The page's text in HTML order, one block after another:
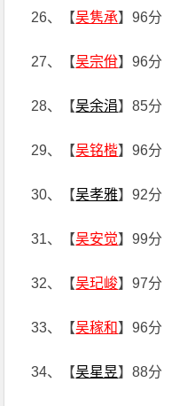
26、【吴隽承】96分
27、【吴宗佾】96分
28、【吴余涓】85分
29、【吴铭楷】96分
30、【吴孝雅】92分
31、【吴安觉】99分
32、【吴玘峻】97分
33、【吴稼和】96分
34、【吴星昱】88分